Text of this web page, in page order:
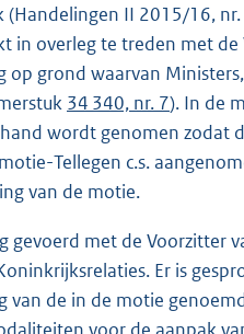
(Handelingen II 2015/16, nr.
in overleg te treden met de
grond waarvan
34 340, nr. 7). In de
wordt genomen zodat
Tellegen c.s.
van de motie.
met de Voorzitter
Er is
van de in de motie